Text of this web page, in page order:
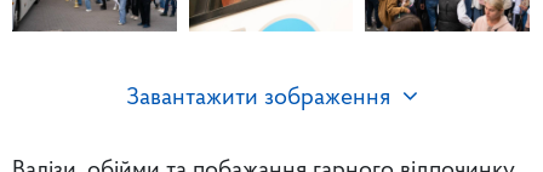
Завантажити зображення